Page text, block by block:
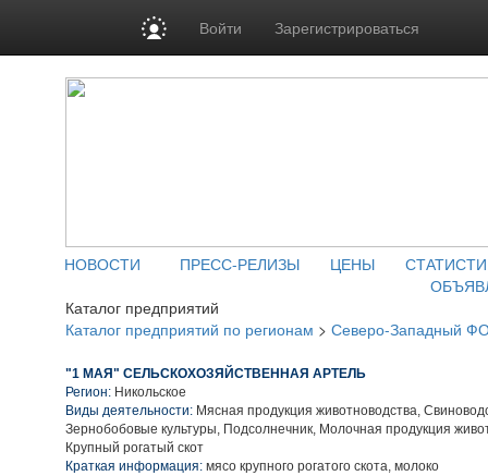
Войти Зарегистрироваться
НОВОСТИ ПРЕСС-РЕЛИЗЫ ЦЕНЫ
Каталог предприятий
Каталог предприятий по регионам > Северо-Западный
"1 МАЯ" СЕЛЬСКОХОЗЯЙСТВЕННАЯ АРТЕЛЬ
Регион: Никольское
Виды деятельности: Мясная продукция животноводства,
Зернобобовые культуры, Подсолнечник, Молочная продукция
Крупный рогатый скот
Краткая информация: мясо крупного рогатого скота, молоко